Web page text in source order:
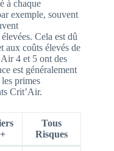
à chaque
exemple, souvent
Cela est dû
aux coûts élevés de
4 et 5 ont des
est généralement
primes
Crit’Air.
+
Tous
Risques